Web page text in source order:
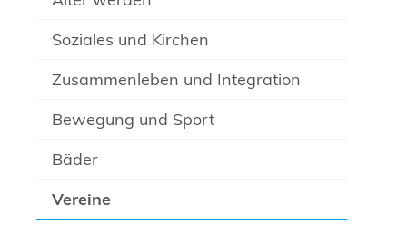
Soziales und Kirchen
Zusammenleben und Integration
Bewegung und Sport
Bäder
Vereine